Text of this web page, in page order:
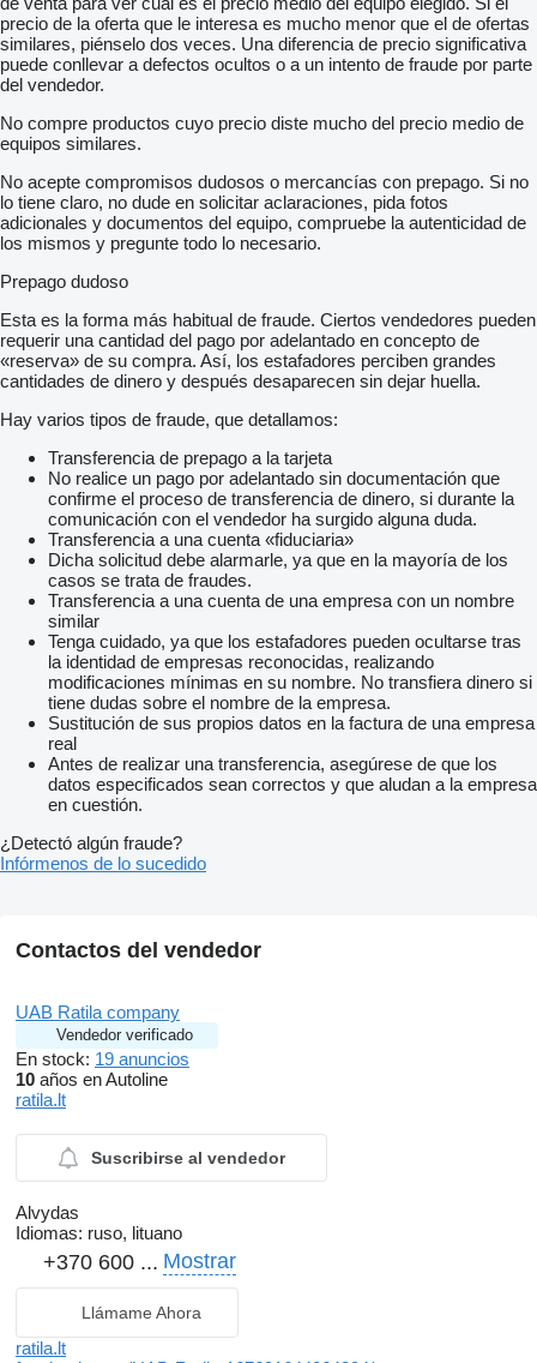
precio de la oferta que le interesa es mucho menor que el de ofertas
similares, piénselo dos veces. Una diferencia de precio significativa
puede conllevar a defectos ocultos o a un intento de fraude por parte
del vendedor.
No compre productos cuyo precio diste mucho del precio medio de
equipos similares.
No acepte compromisos dudosos o mercancías con prepago. Si no
lo tiene claro, no dude en solicitar aclaraciones, pida fotos
adicionales y documentos del equipo, compruebe la autenticidad de
los mismos y pregunte todo lo necesario.
Prepago dudoso
Esta es la forma más habitual de fraude. Ciertos vendedores pueden
requerir una cantidad del pago por adelantado en concepto de
«reserva» de su compra. Así, los estafadores perciben grandes
cantidades de dinero y después desaparecen sin dejar huella.
Hay varios tipos de fraude, que detallamos:
Transferencia de prepago a la tarjeta
No realice un pago por adelantado sin documentación que
confirme el proceso de transferencia de dinero, si durante la
comunicación con el vendedor ha surgido alguna duda.
Transferencia a una cuenta «fiduciaria»
Dicha solicitud debe alarmarle, ya que en la mayoría de los
casos se trata de fraudes.
Transferencia a una cuenta de una empresa con un nombre
similar
Tenga cuidado, ya que los estafadores pueden ocultarse tras
la identidad de empresas reconocidas, realizando
modificaciones mínimas en su nombre. No transfiera dinero si
tiene dudas sobre el nombre de la empresa.
Sustitución de sus propios datos en la factura de una empresa
real
Antes de realizar una transferencia, asegúrese de que los
datos especificados sean correctos y que aludan a la empresa
en cuestión.
¿Detectó algún fraude?
Infórmenos de lo sucedido
Contactos del vendedor
UAB Ratila company
Vendedor verificado
En stock: 19 anuncios
10 años en Autoline
ratila.lt
Suscribirse al vendedor
Alvydas
Idiomas: ruso, lituano
+370 600 ... Mostrar
Llámame Ahora
ratila.lt